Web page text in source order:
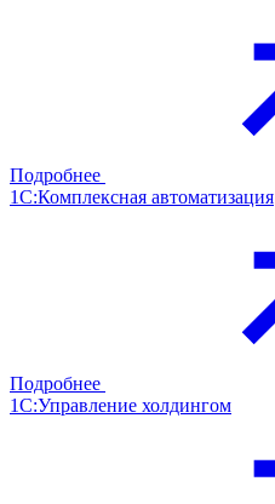
Подробнее
1С:Комплексная автоматизация
Подробнее
1С:Управление холдингом